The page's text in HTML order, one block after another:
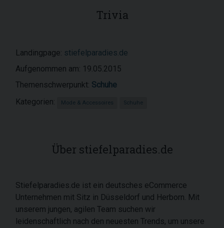
Trivia
Landingpage: stiefelparadies.de
Aufgenommen am: 19.05.2015
Themenschwerpunkt: Schuhe
Kategorien:
Mode & Accessoires Schuhe
Über stiefelparadies.de
Stiefelparadies.de ist ein deutsches eCommerce
Unternehmen mit Sitz in Düsseldorf und Herborn. Mit
unserem jungen, agilen Team suchen wir
leidenschaftlich nach den neuesten Trends, um unsere